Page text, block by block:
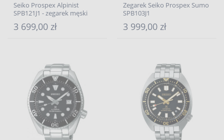
Seiko Prospex Alpinist
SPB121J1 - zegarek męski
3 699,00 zł
Zegarek Seiko Prospex Sumo
SPB103J1
3 999,00 zł